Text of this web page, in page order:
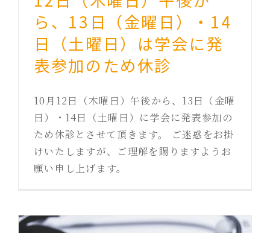
ら、13日（金曜日）・14
日（土曜日）は学会に発
表参加のため休診
10月12日（木曜日）午後から、13日（金曜
日）・14日（土曜日）に学会に発表参加の
ため休診とさせて頂きます。 ご迷惑をお掛
けいたしますが、ご理解を賜りますようお
願い申し上げます。